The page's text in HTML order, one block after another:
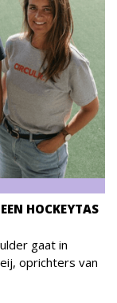
HOCKEYTAS
gaat in
oprichters van